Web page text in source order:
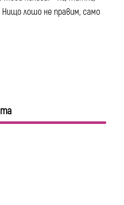
лошо не правим, само